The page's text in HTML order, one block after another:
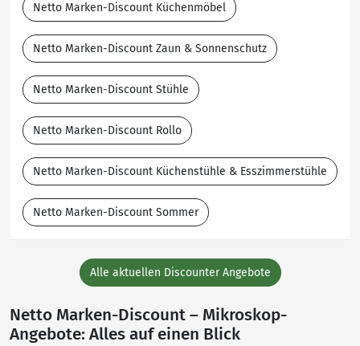
Netto Marken-Discount Küchenmöbel
Netto Marken-Discount Zaun & Sonnenschutz
Netto Marken-Discount Stühle
Netto Marken-Discount Rollo
Netto Marken-Discount Küchenstühle & Esszimmerstühle
Netto Marken-Discount Sommer
Alle aktuellen Discounter Angebote
Netto Marken-Discount – Mikroskop-
Angebote: Alles auf einen Blick